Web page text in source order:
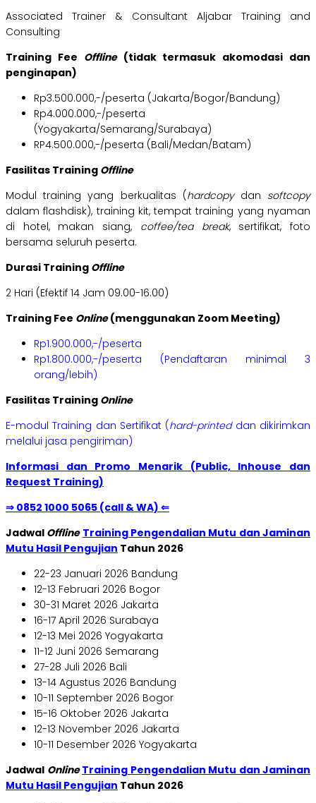
Associated Trainer & Consultant Aljabar Training and
Consulting
Training Fee Offline (tidak termasuk akomodasi dan
penginapan)
Rp3.500.000,-/peserta (Jakarta/Bogor/Bandung)
Rp4.000.000,-/peserta
(Yogyakarta/Semarang/Surabaya)
RP4.500.000,-/peserta (Bali/Medan/Batam)
Fasilitas Training Offline
Modul training yang berkualitas (hardcopydan softcopy
dalam flashdisk), training kit, tempat training yang nyaman
di hotel, makan siang, coffee/tea break, sertifikat, foto
bersama seluruh peserta.
Durasi Training Offline
2 Hari (Efektif 14 Jam 09.00-16.00)
Training Fee Online(menggunakan Zoom Meeting)
Rp1.900.000,-/peserta
Rp1.800.000,-/peserta (Pendaftaran minimal 3
orang/lebih)
Fasilitas Training Online
E-modul Training dan Sertifikat (hard-printeddan dikirimkan
melalui jasa pengiriman)
Informasi dan Promo Menarik (Public, Inhouse dan
Request Training)
⇒ 0852 1000 5065 (call & WA) ⇐
Jadwal Offline Training Pengendalian Mutu dan Jaminan
Mutu Hasil Pengujian Tahun 2026
22-23 Januari 2026 Bandung
12-13 Februari 2026 Bogor
30-31 Maret 2026 Jakarta
16-17 April 2026 Surabaya
12-13 Mei 2026 Yogyakarta
11-12 Juni 2026 Semarang
27-28 Juli 2026 Bali
13-14 Agustus 2026 Bandung
10-11 September 2026 Bogor
15-16 Oktober 2026 Jakarta
12-13 November 2026 Jakarta
10-11 Desember 2026 Yogyakarta
Jadwal OnlineTraining Pengendalian Mutu dan Jaminan
Mutu Hasil Pengujian Tahun 2026